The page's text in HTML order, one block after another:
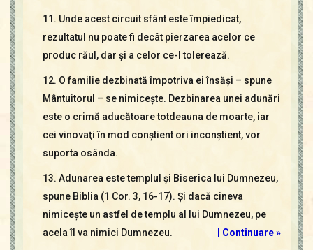
11. Unde acest circuit sfânt este împiedicat,
rezultatul nu poate fi decât pierzarea acelor ce
produc răul, dar şi a celor ce-l tolerează.
12. O familie dezbinată împotriva ei însăşi – spune
Mântuitorul – se nimiceşte. Dezbinarea unei adunări
este o crimă aducătoare totdeauna de moarte, iar
cei vinovaţi în mod conştient ori inconştient, vor
suporta osânda.
13. Adunarea este templul şi Biserica lui Dumnezeu,
spune Biblia (1 Cor. 3, 16-17). Şi dacă cineva
nimiceşte un astfel de templu al lui Dumnezeu, pe
acela îl va nimici Dumnezeu.
| Continuare »